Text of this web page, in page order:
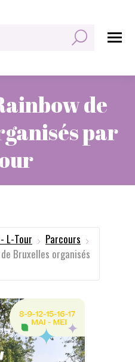
de
par
L-Tour
Parcours
Bruxelles organisés